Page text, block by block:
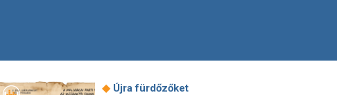
◆ Újra fürdőzőket